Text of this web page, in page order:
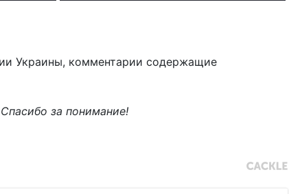
Украины, комментарии содержащие
Спасибо за понимание!